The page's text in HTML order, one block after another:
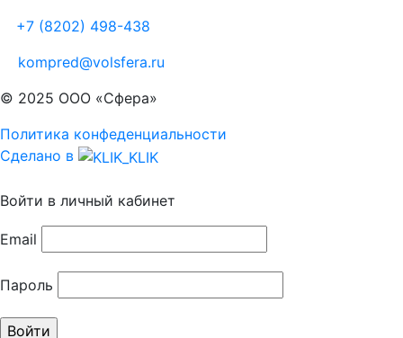
+7 (8202) 498-438
kompred@volsfera.ru
© 2025 ООО «Сфера»
Политика конфеденциальности
Сделано в
Войти в личный кабинет
Email
Пароль